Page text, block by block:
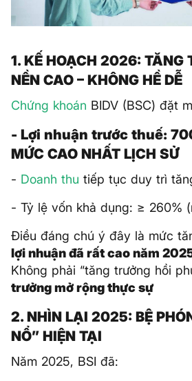
1. KẾ HOẠCH 2026: TĂNG
NỀN CAO – KHÔNG HỀ DỄ
Chứng khoán BIDV (BSC) đặt
- Lợi nhuận trước thuế:
MỨC CAO NHẤT LỊCH SỬ
- Doanh thu tiếp tục duy trì
- Tỷ lệ vốn khả dụng: ≥ 260%
Điều đáng chú ý đây là mức
lợi nhuận đã rất cao năm
Không phải “tăng trưởng hồi
trưởng mở rộng thực sự
2. NHÌN LẠI 2025: BỆ
NỔ” HIỆN TẠI
Năm 2025, BSI đã: